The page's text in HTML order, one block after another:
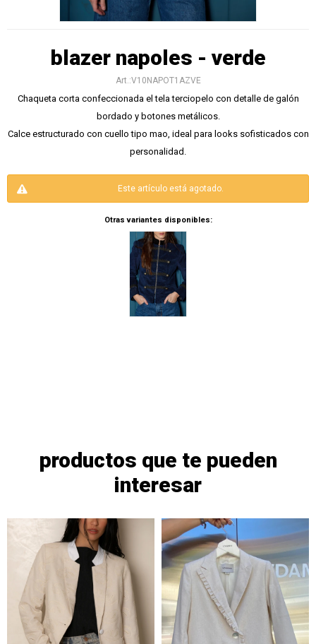
blazer napoles - verde
V10NAPOT1AZVE
Chaqueta corta confeccionada el tela terciopelo con detalle de galón
bordado y botones metálicos.
Calce estructurado con cuello tipo mao, ideal para looks sofisticados con
personalidad.
Este artículo está agotado.
Otras variantes disponibles:
productos que te pueden
interesar